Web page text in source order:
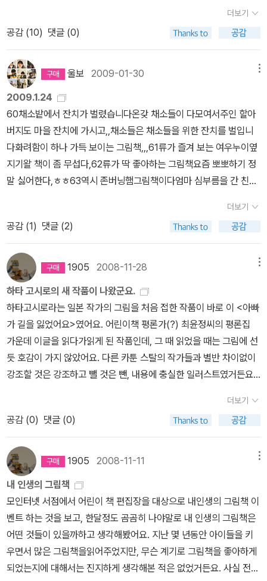
는 어떻게 생겼을까요?>는 과학책이라고 할 수 있지만 글도 적당하
고 아름다운 눈 결정 사진들을 볼 수 있어서 좋다. <용감한 아이린>
장한다. <용감한 아이린>에서 아이린은 엄마가 만든 드레스를 공작
부인에게 전달해야하고, <눈 내리는 하굣길>에 나오는 꼬마 유이는
우산도 장갑도 없이 쏟아지는 큰눈을 뚫고 혼자 집으로 돌아온다. 둘
다 아이의 용기를 보여주는 책이다. 아이들에게는 <용감한 아이린>
보다는 <눈 내리는 하굣길>이 더 공감하기 좋은 책이 될 것 같다. 3
월에 시작한 책놀이교실은 중간에 그만 두는 아이 하나 없이 계속되
었고, 이제 12월 4회차 활동만 남아있다. 내년에는 책놀이교실을 원
래 맡아 하시던 분이 돌아올 예정이라 난 올해가 처음이자 마지막 책
아이들이 좋아하고 즐거워하는 건 다행이지만, 아이들의 책 읽기에
도움이 될 거라는 확신이 서질 않기 때문이다. ＊＊＊ 알라딘 북
플. 앱을 깔까 말까.. 고민하다가 깔지 않기로 했다. 난 이 서재 하나면
충분한 것 같았다. 이 서재 하나도 잘 가꿔가기가 쉽지 않아서이기도
하고, 또, SNS가 좀 피곤하달까.. 심지어 나는 요즘 '묵묵부답', 이 네
글자로 된 낱말이 꽤 매력적으로 느껴질만큼 카톡으로 말하기가 싫어
졌다. 그러니 지금 내 상황을 고려해볼 때, 북플은 무리다. 책으로 모
이는 그 세상은 어떨까 궁금하기도 하지만 겨울동안은 굴 속에서 잠
자는 겨울곰처럼 조용히 있어야겠다. 봄이 되면 또 모르겠다. 굴 속에
서 기어나와 소근소근 도란도란 들리는 말소리를 따라 북플을 시작할
지도. 겨울동안 굴 속에서 읽어볼까 하고 책장에서 뽑아놓은 책은,
미있는 책은 겨울곰의 잠에 방해가 되니까.
이 다 틀립니다. 그림책은 아이들이 보는 것이라는 인식에서 조그만
벗어날 수 있다면, 더 넓은 그림책의 세계를 접할 수 있고 그림을 이해
할 수 있는 방법이 수만 가지나 널려 있는데 말이예요. 이건 저만의 그
림책을 바라보는 방법입니다.배현주는 그림의 라인이 참 이쁜 작가이
다라는 생각을 하곤 해요.처음 이 작품 나왔을 때,멋모르고 주문했다
가 받자마자 대박을 터트렸다는 느낌이 확 든, 어쩜 라인이이쁘고 곱
던지....이쁘고 곱다고 해서 그림이 화려하거나 장식적이진 않아요. 오
히려 이 작품은 장식적이었다면 소녀의 표정이나 감정은 장식에 묻혀
버렸을 거예요. 정성스레 한땀 한땀의 수를 놓은 것 같은, 한 장면 한
장면의 일러스트는 소녀의 새해 설빔의 설레임을 라인만으로 충분히
정갈하게 표현하고 있다고봐요.장면을 찍을 때 좋아하는 이미지가 두
장면이 있어 고민을 좀 한 작품인데...아랫 장면으로 선택했어요. 다른
한 장면은 고양이 친구가 빗소리에 잠에서 깨 앉아 있는 모습이예요.
는데, 80년대만해도 거의 단독주택 살던 시대라 밖에 추적추적 비가
오면 빗소리에 잠이 깨던, 아침이 밤처럼 어둑어둑해서 묘한 기분을
경험한 세대여서 그런지 그 장면이 좋더라구요. 밑이 장면은 구름빵
을 먹고 둥실둥실 떠 오르는 장면인데, 저랑 아이들이랑 이 장면보면
다들 아, 나도 구름빵 먹고 싶다라는 말들이 절로 나오더라구요. 유머
스럽진 않지만 아주아주유쾌한 감정을 유발하는 장면이예요.순이가
영이를 잃어버리고 영이를 찾아 돌아다니는 모습인데, 이책의판형이
길어서 저 장면보다담벼락이 더 길게표현되어 있어요.영이를 찾아돌
너무나 잘포착되어 있어요.이런 장면을 볼 때마다,순이의 감정이 독
자에게 그대로 전달되어, 독자의 감정을 끌어들이는 것 같은 그림책
작가들의이미지에 대한 예리한포착 감각이 굉장하다는 생각이 들곤
해요.저는 이 작품뿐만 아니라 다른 작품에서도 이 작가가 표현해내
는 거대한 적막감을 참 좋아하거든요.배고픈 여우가 먹잇감인 토끼를
쫒아가다가겨울의 황량한 언덕위에서또 다른 세계를 접하는(여우의
환상이라고 해야하나요!) 장면인데, 찰흙같이 어둡고 적막한 숲에서
달빛을 받아 나무가 만들어내는 이미지가 웅장하게 펼쳐지는, 그 상
상력이 너무나 멋진 장면이예요.판화를 이용해서어떤 장면은 라인이
너무 거칠고 투박한 장면들도있어요. 좀 더 섬세한 라인으로 잡았으
면 하는 장면들도 있고요. 하지만 그러한 단점을 상쇄할 정도로 이 작
더보기
공감 (10) 댓글 (0)
울보 2009-01-30
2009.1.24
60채소밭에서 잔치가 벌렸습니다온갖 채소들이 다모여서주인 할아
버지도 마을 잔치에 가시고,,채소들은 채소들을 위한 잔치를 벌입니
다화려함이 하나 가득 보이는 그림책,,,61류가 즐겨 보는 여우누이옆
지기왈 책이 좀 무섭다,62류가 딱 좋아하는 그림책요즘 뽀뽀하기 정
말 싫어한다,ㅎㅎ63역시 존버닝햄그림책이다엄마 심부름을 간 친구
부도 하고즐거운 상상을 하게 만드는 그림책정말 오랜만에 읽었다,6
4털실을 가지고 즐거운 놀이를 해요우연히 발견한 털실 네뭉치털실
에 어울리는 색을 상상하고 할머니와 손녀는 아주 행복한 여행을 떠
났다 오지요,,ㅎㅎ65어린 비버의 즐거운 하루엄마 아빠 비버는 나뭇
가지를 모아 물을 길을 막아 작은 연못을 만든다하지만 아직 어린 비
버는 나뭇가지 모으는것조차 어렵다그래도 ,,비버가 할 수있는 일은
있다,비버 보리스가 조금씩 성장하는 모습을 볼 수있다,,,,66두 남매
이야기바쁜 엄마 아빠를 대신해서 동생을 돌보아야 하는 오빠그러나
그 일이 그리 재미있을이 없다 동생은 사사건건 심술에 투정 오빠도
화가나지만 우는 동생을 보니 안쓰럽기도하고그래서 동생을 잘 돌보
아주려고 노력을 한다동생을 위해 발레복도 만들어주고동생이 무대
에 나가면 떨린다는 말에 안경을 벗으라고 말해주고머리도 묶어주
고,,참 엉뚱하지만 그럴 듯하다그리고 무대에서 열심히 춤을 추는 동
하는 내딸이 이해하기는 아직은 좀 어려운 상황인가,,,ㅎㅎ67눈이 너
무 많이내리는 날 선생님은 일찍 귀가를 시키지만버스를 기다리면서
왠지 두려운 마음이 드는 유이그런 유이를 보고 옆에 있던 형은 아빠
가 즐겨 불러주던 노래를 불러주고추워보이는 유이에게는 장갑을 건
네는 아주머니유이는 자신을 알지도 못하는 사람들이 자신에게 보여
준 훈훈한 정에 용기를 얻어서 집에 올 수있었다그리고 집에 와서 엄
마에게 이야기를 들려준다엄마는 이제 유이가 많이 자랐다고 칭찬을
해주신다아직 어린 소년이 겁먹었을때 그 아이에게 용기를 준 착한
더보기
공감 (1) 댓글 (2)
1905 2008-11-28
하타 고시로의 새 작품이 나왔군요.
하타고시로라는 일본 작가의 그림을 처음 접한 작품이 바로 이 <아빠
가 길을 잃었어요>였어요. 어린이책 평론가(?) 최윤정씨의 평론집
가운데 이글을 읽다가읽게 된 작품인데, 그 때 읽었을 때는 그림에 선
듯 호감이 가지 않았어요. 다른 카툰 스탈의 작가들과 별반 차이없이
강조할 것은 강조하고 뺄 것은 뺀, 내용에 충실한 일러스트였거든요.
것은 95년으로 되어 있어요. 제 생각엔 원작자와 일러스트레이터가
따로 논 케이스가 아닌가 싶어요. 즉 일본에서 출간된 것을 비룡소에
서 그대로 가져와 출간한 것이 아닐까하는.... 이 작품이 태어난 고향
에서 출간된 일러스트가 맘에 안 들어, 일본 정식 출간때는 하타 고시
로가 그린 것은 아닐까하는 것이 제 추측입니다. 어디까지나 개인적
인 추측이니 참고하진 마시길. 아, 참 그리고 이 책 읽을 만 합니다. 특
히나 아이보다 아빠가 더!그러다가 이 작가의 이 두 작품을 만나게 되
었는데, 전 사실 아이들에게 이 작품 읽어주면서 문득문득 저의 어린
시절 생각이 나 좋아 죽는 줄 알았어요. 이 두 작품 다 카툰스타일로
채색이 된 그림책인데, 적절한 색 선택과 익살스러운 라인이 글을 더
돋보이게 합니다.하타고시로는 글은 쓰지 않는 것 같아요. 대부분 그
더보기
공감 (0) 댓글 (0)
1905 2008-11-11
내 인생의 그림책
모인터넷 서점에서 어린이 책 편집장을 대상으로 내인생의 그림책 이
벤트 하는 것을 보고, 한달정도 곰곰히 나야말로 내 인생의 그림책은
어떤 것들이 있을까하고 생각해봤어요. 지난 몇 년동안 아이들을 키
우면서 많은 그림책을읽어주었지만, 무슨 계기로 그림책을 좋아하게
되었는지에 대해서는 진지하게 생각해본 적은 없었거든요. 사실 전큰